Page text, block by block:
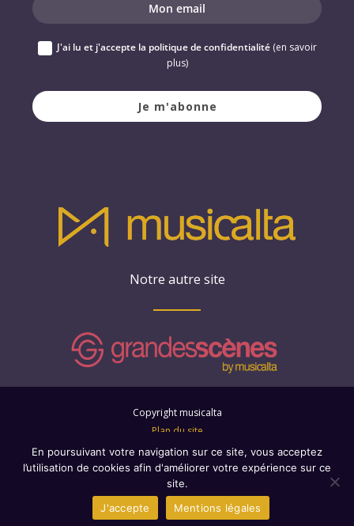
J'ai lu et j'accepte la politique de confidentialité (en savoir
plus)
Je m'abonne
Notre autre site
Copyright musicalta
Plan du site
Mentions légales
En poursuivant votre navigation sur ce site, vous acceptez
l’utilisation de cookies afin d'améliorer votre expérience sur ce
site.
J'accepte
Mentions légales